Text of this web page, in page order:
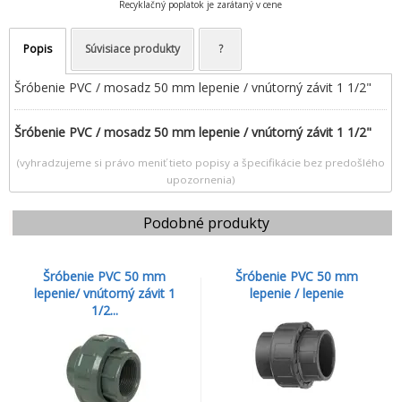
Recyklačný poplatok je zarátaný v cene
Popis Súvisiace produkty ?
Šróbenie PVC / mosadz 50 mm lepenie / vnútorný závit 1 1/2"
Šróbenie PVC / mosadz 50 mm lepenie / vnútorný závit 1 1/2"
(vyhradzujeme si právo meniť tieto popisy a špecifikácie bez predošlého
upozornenia)
Podobné produkty
Šróbenie PVC 50 mm
lepenie/ vnútorný závit 1
1/2...
Šróbenie PVC 50 mm
lepenie / lepenie